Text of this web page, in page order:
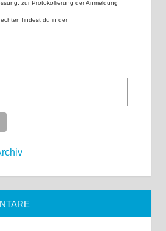
zur Protokollierung der Anmeldung
findest du in der